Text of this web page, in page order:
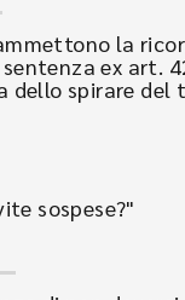
la
ex art.
dello spirare del
sospese?"